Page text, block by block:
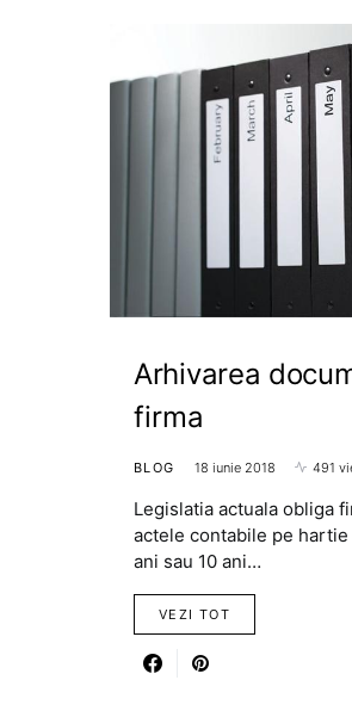
Arhivarea
firma
BLOG 18 iunie 2018 491
Legislatia actuala obliga
actele contabile pe
ani sau 10 ani…
VEZI TOT